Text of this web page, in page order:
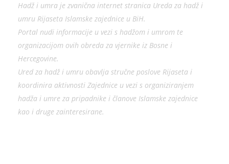
Hadž i umra je zvanična internet stranica Ureda za hadž i
umru Rijaseta Islamske zajednice u BiH.
Portal nudi informacije u vezi s hadžom i umrom te
organizacijom ovih obreda za vjernike iz Bosne i
Hercegovine.
Ured za hadž i umru obavlja stručne poslove Rijaseta i
koordinira aktivnosti Zajednice u vezi s organiziranjem
hadža i umre za pripadnike i članove Islamske zajednice
kao i druge zainteresirane.